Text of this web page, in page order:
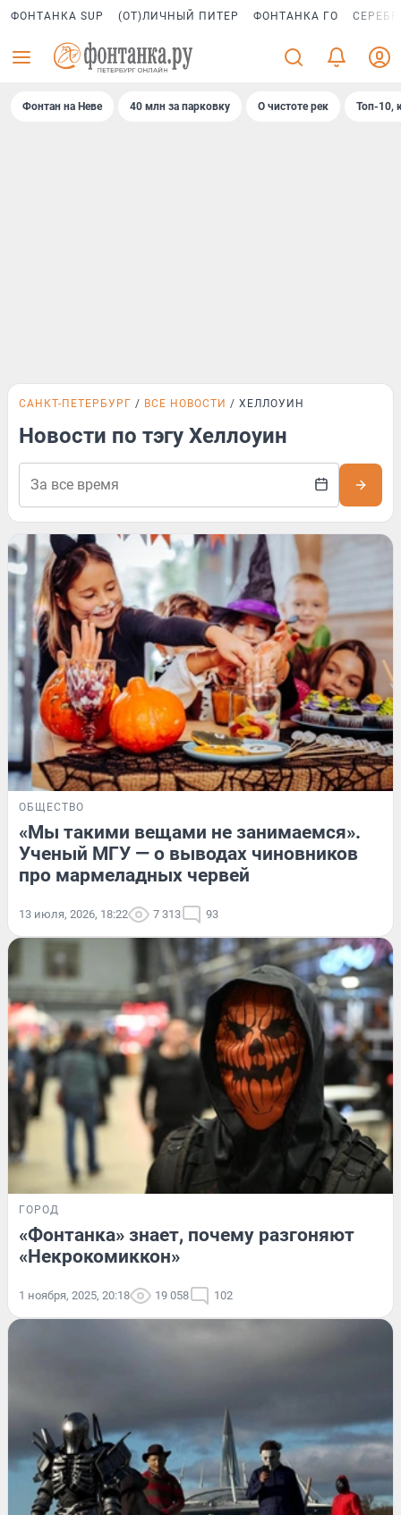
ФОНТАНКА SUP (ОТ)ЛИЧНЫЙ ПИТЕР ФОНТАНКА ГО
Фонтан на Неве 40 млн за парковку О чистоте рек Топ-10,
САНКТ-ПЕТЕРБУРГ ВСЕ НОВОСТИ ХЕЛЛОУИН
Новости по тэгу Хеллоуин
ОБЩЕСТВО
«Мы такими вещами не занимаемся».
Ученый МГУ — о выводах чиновников
про мармеладных червей
13 июля, 2026, 18:22 7 313 93
ГОРОД
«Фонтанка» знает, почему разгоняют
«Некрокомиккон»
1 ноября, 2025, 20:18 19 058 102